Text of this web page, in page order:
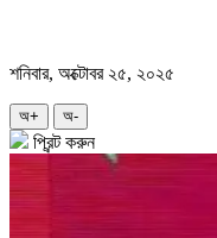
শনিবার, অক্টোবর ২৫, ২০২৫
অ+ অ-
প্রিন্ট করুন